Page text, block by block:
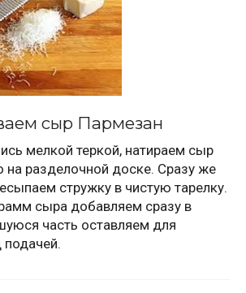
сыр Пармезан
мелкой теркой, натираем сыр
на разделочной доске. Сразу же
стружку в чистую тарелку.
сыра добавляем сразу в
часть оставляем для